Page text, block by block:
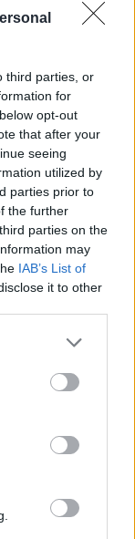
third parties, or
for
opt-out
that after your
seeing
utilized by
parties prior to
the further
parties on the
may
IAB’s List of
it to other
του
3 στη
World